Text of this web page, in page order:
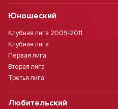
Юношеский
Клубная лига 2009-2011
Клубная лига
Первая лига
Вторая лига
Третья лига
Любительский